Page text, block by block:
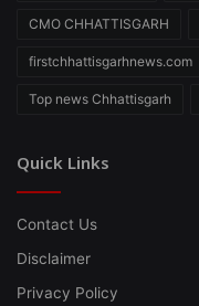
CMO CHHATTISGARH
firstchhattisgarhnews.com
Top news Chhattisgarh
Quick Links
Contact Us
Disclaimer
Privacy Policy